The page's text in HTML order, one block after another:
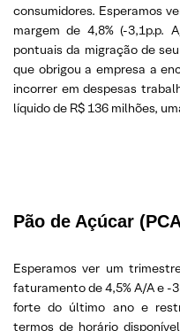
consumidores. Esperamos
margem de 4,8% (-3,1p.p.
pontuais da migração de
que obrigou a empresa a
incorrer em despesas
líquido de R$ 136 milhões,
Pão de Açúcar
Esperamos ver um
faturamento de 4,5% A/A e -
forte do último ano e
termos de horário